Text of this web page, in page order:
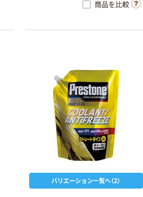
商品を比較
バリエーション一覧へ（2）
ション 錆取り
#154 1本